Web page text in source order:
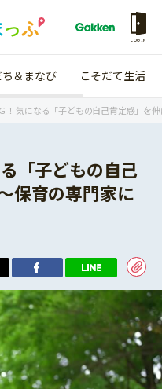
LOGIN
3歳
年長
小学2年生
小学4年生
小学6年生
＆まなび こそだて生活
！ 気になる「子どもの自己肯定感」を
「子どもの自己
保育の専門家に